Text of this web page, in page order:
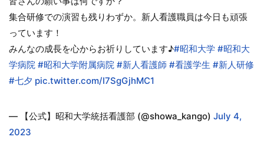
集合研修での演習も残りわずか。新人看護職員は今日も頑張
っています！
みんなの成長を心からお祈りしています♪#昭和大学 #昭和大
学病院 #昭和大学附属病院 #新人看護師 #看護学生 #新人研修
#七夕 pic.twitter.com/I7SgGjhMC1
— 【公式】昭和大学統括看護部 (@showa_kango) July 4,
2023